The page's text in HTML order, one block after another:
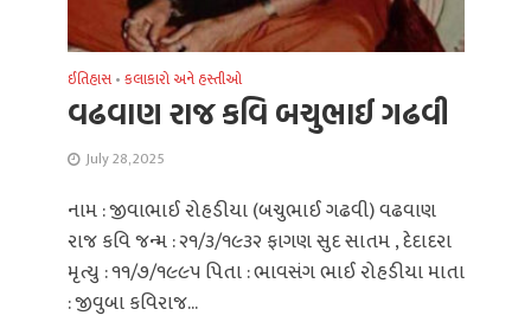
ઈતિહાસ •કલાકારો અને હસ્તીઓ
વઢવાણ રાજ કવિ બચુભાઈ ગઢવી
July 28, 2025
નામ : જીવાભાઈ રોહડીયા (બચુભાઈ ગઢવી) વઢવાણ
રાજ કવિ જન્મ : ૨૧/૩/૧૯૩૨ ફાગણ સુદ સાતમ , દેદાદરા
મૃત્યુ : ૧૧/૭/૧૯૯૫ પિતા : ભાવસંગ ભાઈ રોહડીયા માતા
: જીવુબા કવિરાજ...